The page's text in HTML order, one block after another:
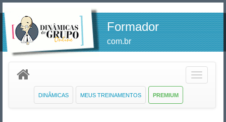
Formador
com.br
Toggle
PREMIUM
MEUS TREINAMENTOS
DINÂMICAS